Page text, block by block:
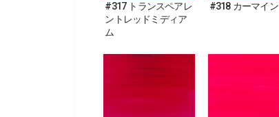
#317 トランスペアレ
ントレッドミディア
ム
#318 カーマイン